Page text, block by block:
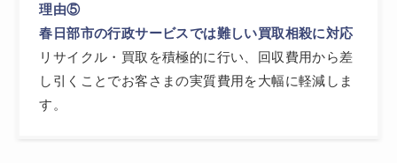
理由⑤
春日部市の行政サービスでは難しい買取相殺に対応
リサイクル・買取を積極的に行い、回収費用から差
し引くことでお客さまの実質費用を大幅に軽減しま
す。